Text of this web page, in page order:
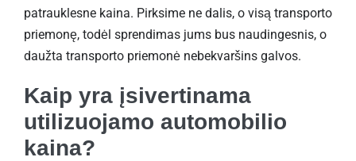
patrauklesne kaina. Pirksime ne dalis, o visą transporto
priemonę, todėl sprendimas jums bus naudingesnis, o
daužta transporto priemonė nebekvaršins galvos.
Kaip yra įsivertinama
utilizuojamo automobilio
kaina?